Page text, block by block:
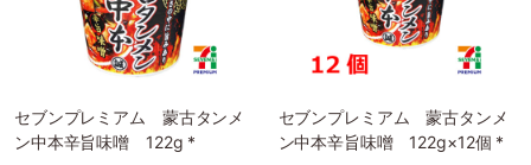
セブンプレミアム 蒙古タンメ
ン中本辛旨味噌 122g *
セブンプレミアム 蒙古タンメ
ン中本辛旨味噌 122g×12個 *